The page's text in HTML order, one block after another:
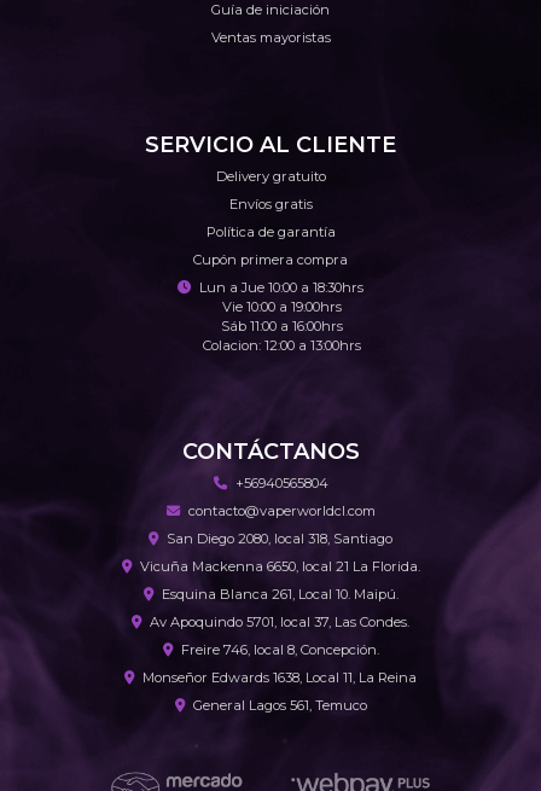
Guía de iniciación
Ventas mayoristas
SERVICIO AL CLIENTE
Delivery gratuito
Envíos gratis
Política de garantía
Cupón primera compra
Lun a Jue 10:00 a 18:30hrs
Vie 10:00 a 19:00hrs
Sáb 11:00 a 16:00hrs
Colacion: 12:00 a 13:00hrs
CONTÁCTANOS
+56940565804
contacto@vaperworldcl.com
San Diego 2080, local 318, Santiago
Vicuña Mackenna 6650, local 21 La Florida.
Esquina Blanca 261, Local 10. Maipú.
Av Apoquindo 5701, local 37, Las Condes.
Freire 746, local 8, Concepción.
Monseñor Edwards 1638, Local 11, La Reina
General Lagos 561, Temuco